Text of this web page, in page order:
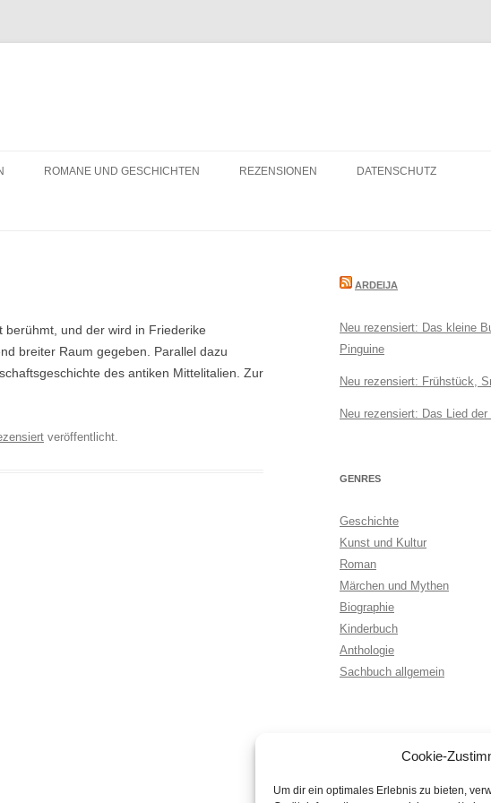
Cookie-
Um dir ein optimales Erlebnis zu bieten,
ROMANE UND GESCHICHTEN REZENSIONEN DATENSCHUTZ
berühmt, und der wird in Friederike
breiter Raum gegeben. Parallel dazu
des antiken Mittelitalien. Zur
veröffentlicht.
ARDEIJA
Neu rezensiert: Das kleine
Pinguine
Neu rezensiert: Frühstück,
Neu rezensiert: Das Lied
GENRES
Geschichte
Kunst und Kultur
Roman
Märchen und Mythen
Biographie
Kinderbuch
Anthologie
Sachbuch allgemein